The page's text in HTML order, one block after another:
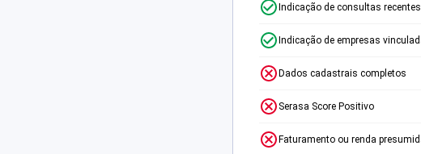
Indicação de consultas recentes
Indicação de empresas
Dados cadastrais completos
Serasa Score Positivo
Faturamento ou renda